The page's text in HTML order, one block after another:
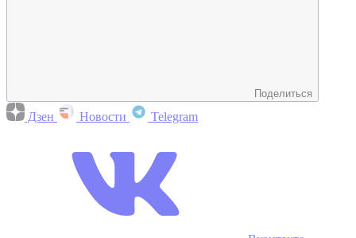
Поделиться
Дзен Новости Telegram